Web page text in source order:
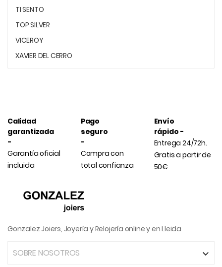
TI SENTO
TOP SILVER
VICEROY
XAVIER DEL CERRO
Calidad
garantizada
-
Garantía oficial
incluida
Pago
seguro
-
Compra con
total confianza
Envío
rápido -
Entrega 24/72h.
Gratis a partir de
50€
Gonzalez Joiers, Joyería y Relojería online y en Lleida
SOBRE NOSOTROS 